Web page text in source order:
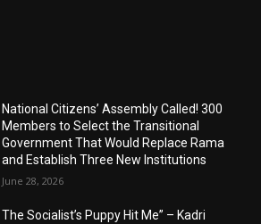
National Citizens’ Assembly Called! 300
Members to Select the Transitional
Government That Would Replace Rama
and Establish Three New Institutions
June 28, 2026
The Socialist’s Puppy Hit Me” – Kadri